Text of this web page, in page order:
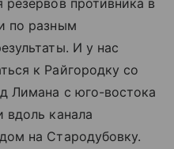
по разным
И у нас
к Райгородку со
Лимана с юго-востока
канала
на Стародубовку.